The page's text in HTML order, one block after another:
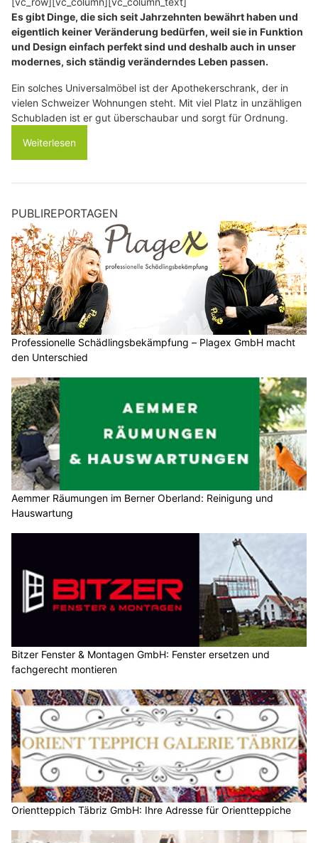
Es gibt Dinge, die sich seit Jahrzehnten bewährt haben und
eigentlich keiner Veränderung bedürfen, weil sie in Funktion
und Design einfach perfekt sind und deshalb auch in unser
modernes, sich ständig veränderndes Leben passen.
Ein solches Universalmöbel ist der Apothekerschrank, der in
vielen Schweizer Wohnungen steht. Mit viel Platz in unzähligen
Schubladen ist er gut überschaubar und sorgt für Ordnung.
Weiterlesen
PUBLIREPORTAGEN
Professionelle Schädlingsbekämpfung – Plagex GmbH macht
den Unterschied
Aemmer Räumungen im Berner Oberland: Reinigung und
Hauswartung
Bitzer Fenster & Montagen GmbH: Fenster ersetzen und
fachgerecht montieren
Orientteppich Täbriz GmbH: Ihre Adresse für Orientteppiche